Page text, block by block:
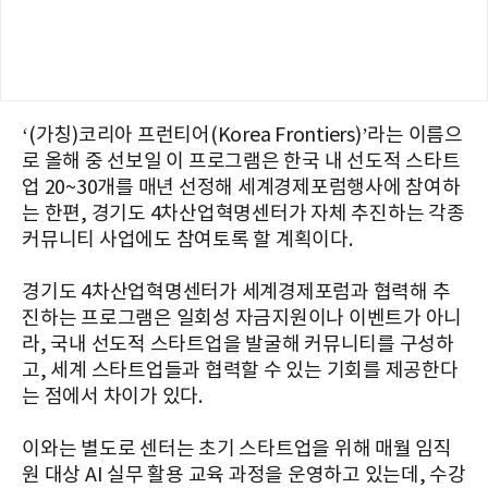
‘(가칭)코리아 프런티어(Korea Frontiers)’라는 이름으
로 올해 중 선보일 이 프로그램은 한국 내 선도적 스타트
업 20~30개를 매년 선정해 세계경제포럼행사에 참여하
는 한편, 경기도 4차산업혁명센터가 자체 추진하는 각종
커뮤니티 사업에도 참여토록 할 계획이다.
경기도 4차산업혁명센터가 세계경제포럼과 협력해 추
진하는 프로그램은 일회성 자금지원이나 이벤트가 아니
라, 국내 선도적 스타트업을 발굴해 커뮤니티를 구성하
고, 세계 스타트업들과 협력할 수 있는 기회를 제공한다
는 점에서 차이가 있다.
이와는 별도로 센터는 초기 스타트업을 위해 매월 임직
원 대상 AI 실무 활용 교육 과정을 운영하고 있는데, 수강